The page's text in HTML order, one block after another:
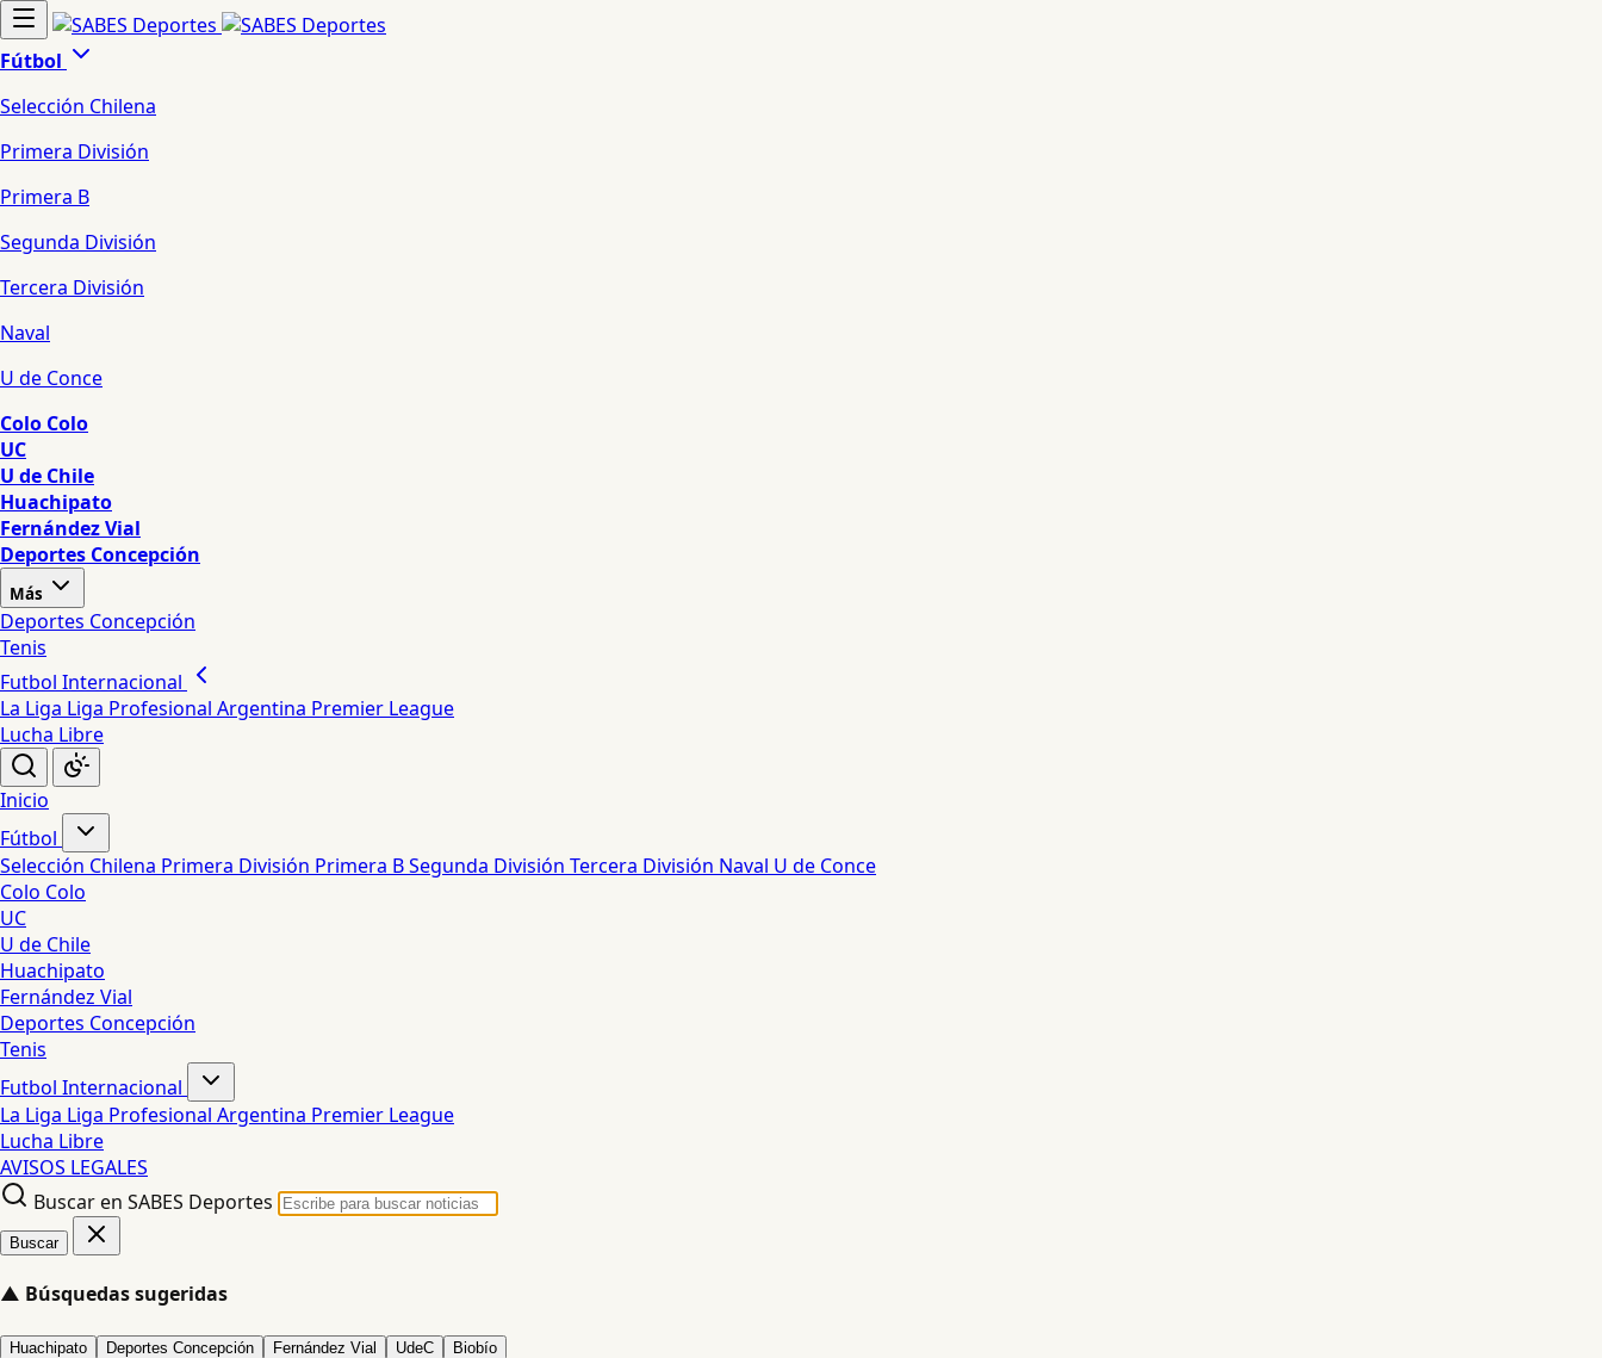
Fútbol
Selección Chilena
Primera División
Primera B
Segunda División
Tercera División
Naval
U de Conce
Colo Colo
UC
U de Chile
Huachipato
Fernández Vial
Deportes Concepción
Más
Deportes Concepción
Tenis
Futbol Internacional
La Liga Liga Profesional Argentina Premier League
Lucha Libre
Inicio
Fútbol
Selección Chilena Primera División Primera BSegunda División Tercera División Naval U de Conce
Colo Colo
UC
U de Chile
Huachipato
Fernández Vial
Deportes Concepción
Tenis
Futbol Internacional
La Liga Liga Profesional Argentina Premier League
Lucha Libre
AVISOS LEGALES
Buscar en SABES Deportes
Buscar
▲ Búsquedas sugeridas
Huachipato Deportes Concepción Fernández Vial UdeC Biobío